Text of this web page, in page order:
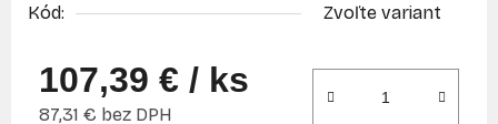
Kód:
Zvoľte variant
107,39 € / ks
87,31 € bez DPH